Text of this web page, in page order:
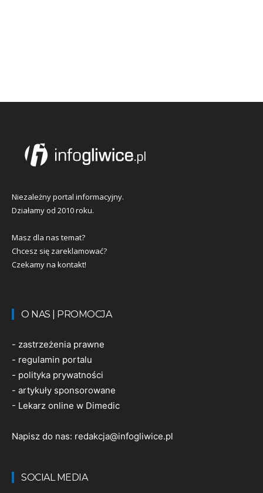
Niezależny portal informacyjny.
Działamy od 2010 roku.
Masz dla nas temat?
Chcesz się zareklamować?
Czekamy na kontakt!
O NAS | PROMOCJA
- zastrzeżenia prawne
- regulamin portalu
- polityka prywatności
- artykuły sponsorowane
- Lekarz online w Dimedic
Napisz do nas: redakcja@infogliwice.pl
SOCIAL MEDIA